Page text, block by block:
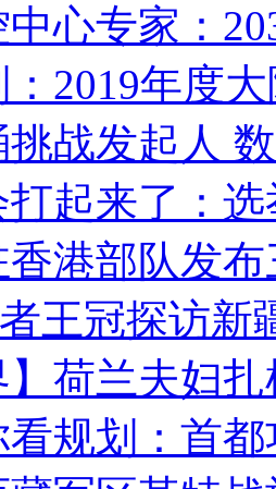
心专家：
2019年度
战发起人
起来了：
港部队发
王冠探访新
】荷兰夫妇
规划：首